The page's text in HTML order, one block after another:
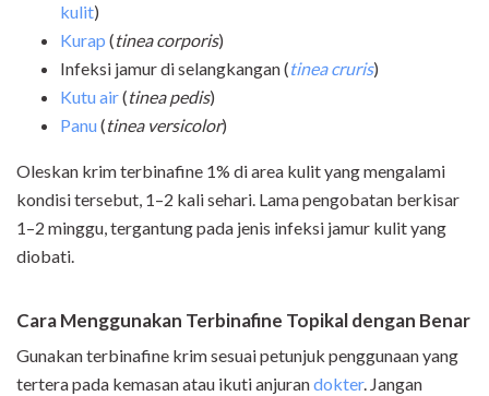
kulit)
Kurap (tinea corporis)
Infeksi jamur di selangkangan (tinea cruris)
Kutu air(tinea pedis)
Panu(tinea versicolor)
Oleskan krim terbinafine 1% di area kulit yang mengalami
kondisi tersebut, 1–2 kali sehari. Lama pengobatan berkisar
1–2 minggu, tergantung pada jenis infeksi jamur kulit yang
diobati.
CaraMenggunakan Terbinafine Topikaldengan Benar
Gunakan terbinafine krim sesuai petunjuk penggunaan yang
tertera pada kemasan atau ikuti anjurandokter. Jangan